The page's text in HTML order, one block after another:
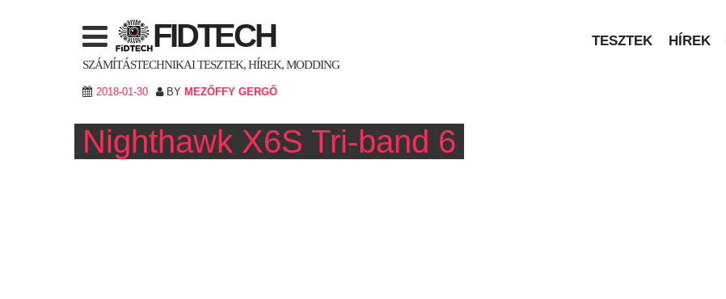
FIDTECH
SZÁMÍTÁSTECHNIKAI TESZTEK, HÍREK, MODDING
TESZTEK HÍREK
2018-01-30 BY MEZŐFFY GERGŐ
Nighthawk X6S Tri-band 6